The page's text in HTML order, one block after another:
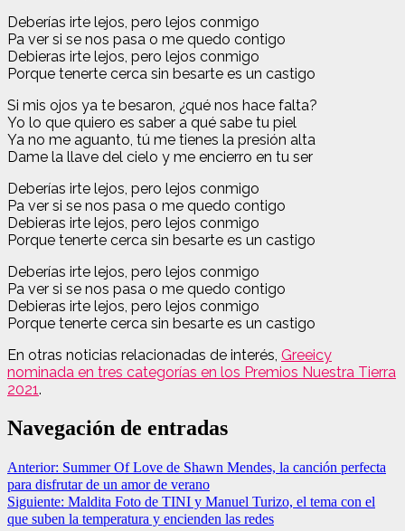
Deberías irte lejos, pero lejos conmigo
Pa ver si se nos pasa o me quedo contigo
Debieras irte lejos, pero lejos conmigo
Porque tenerte cerca sin besarte es un castigo
Si mis ojos ya te besaron, ¿qué nos hace falta?
Yo lo que quiero es saber a qué sabe tu piel
Ya no me aguanto, tú me tienes la presión alta
Dame la llave del cielo y me encierro en tu ser
Deberías irte lejos, pero lejos conmigo
Pa ver si se nos pasa o me quedo contigo
Debieras irte lejos, pero lejos conmigo
Porque tenerte cerca sin besarte es un castigo
Deberías irte lejos, pero lejos conmigo
Pa ver si se nos pasa o me quedo contigo
Debieras irte lejos, pero lejos conmigo
Porque tenerte cerca sin besarte es un castigo
En otras noticias relacionadas de interés, Greeicy
nominada en tres categorías en los Premios Nuestra Tierra
2021.
Navegación de entradas
Anterior: Summer Of Love de Shawn Mendes, la canción perfecta
para disfrutar de un amor de verano
Siguiente: Maldita Foto de TINI y Manuel Turizo, el tema con el
que suben la temperatura y encienden las redes